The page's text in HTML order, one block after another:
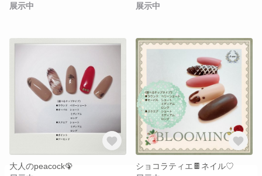
展示中
展示中
大人のpeacock🦚
ショコラティエ🍫ネイル♡